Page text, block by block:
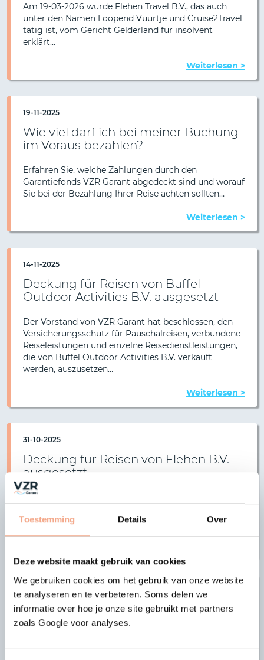
Toestemming Details Over
Deze website maakt gebruik van cookies
We gebruiken cookies om het gebruik van onze website
te analyseren en te verbeteren. Soms delen we
informatie over hoe je onze site gebruikt met partners
zoals Google voor analyses.
Am 19-03-2026 wurde Flehen Travel B.V., das auch
unter den Namen Loopend Vuurtje und Cruise2Travel
tätig ist, vom Gericht Gelderland für insolvent
erklärt…
Weiterlesen >
19-11-2025
Wie viel darf ich bei meiner Buchung
im Voraus bezahlen?
Erfahren Sie, welche Zahlungen durch den
Garantiefonds VZR Garant abgedeckt sind und worauf
Sie bei der Bezahlung Ihrer Reise achten sollten…
Weiterlesen >
14-11-2025
Deckung für Reisen von Buffel
Outdoor Activities B.V. ausgesetzt
Der Vorstand von VZR Garant hat beschlossen, den
Versicherungsschutz für Pauschalreisen, verbundene
Reiseleistungen und einzelne Reisedienstleistungen,
die von Buffel Outdoor Activities B.V. verkauft
werden, auszusetzen…
Weiterlesen >
31-10-2025
Deckung für Reisen von Flehen B.V.
ausgesetzt
Letzte Aktualisierung: 13.03.2026. Der Vorstand von
von Flehen B.V. auszusetzen…
18-03-2023
HappyRail Holidays B.V. ist kein
Teilnehmer mehr
Die Teilnahme von HappyRail Holidays B.V. zum